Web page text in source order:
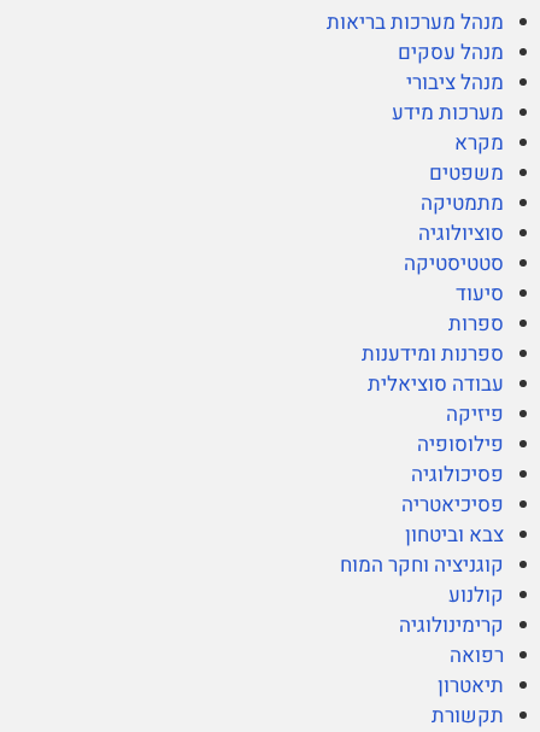
מנהל מערכות בריאות
מנהל עסקים
מנהל ציבורי
מערכות מידע
מקרא
משפטים
מתמטיקה
סוציולוגיה
סטטיסטיקה
סיעוד
ספרות
ספרנות ומידענות
עבודה סוציאלית
פיזיקה
פילוסופיה
פסיכולוגיה
פסיכיאטריה
צבא וביטחון
קוגניציה וחקר המוח
קולנוע
קרימינולוגיה
רפואה
תיאטרון
תקשורת